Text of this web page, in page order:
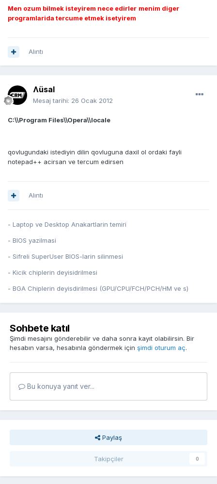
Men ozum bilmek isteyirem nece edirler menim diger
programlarida tercume etmek isetyirem
Alıntı
Ʌüsal
Mesaj tarihi: 26 Ocak 2012
C:\\Program Files\\Opera\\locale
qovlugundaki istediyin dilin qovluguna daxil ol ordaki fayli
notepad++ acirsan ve tercum edirsen
Alıntı
- Laptop ve Desktop Anakartlarin temiri
- BIOS yazilmasi
- Sifreli SuperUser BIOS-larin silinmesi
- Kicik chiplerin deyisidrilmesi
- BGA Chiplerin deyisdirilmesi (GPU/CPU/FCH/PCH/HM ve s)
Sohbete katıl
Şimdi mesajını gönderebilir ve daha sonra kayıt olabilirsin. Bir
hesabın varsa, hesabınla göndermek için şimdi oturum aç.
Bu konuya yanıt ver...
Paylaş
Takipçiler 0